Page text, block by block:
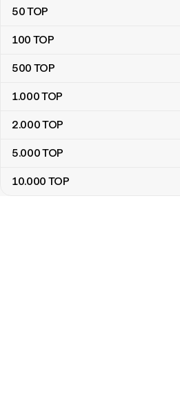
50TOP
100 TOP
500 TOP
1.000TOP
2.000TOP
5.000TOP
10.000 TOP